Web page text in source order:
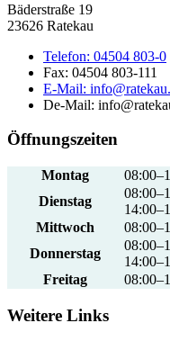
Bäderstraße 19
23626 Ratekau
Telefon: 04504 803-0
Fax: 04504 803-111
E-Mail:
De-Mail:
Öffnungszeiten
Montag
Dienstag
Mittwoch
Donnerstag
Freitag
Weitere Links